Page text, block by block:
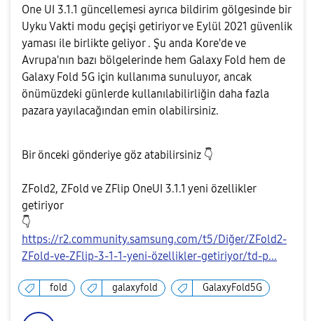
One UI 3.1.1 güncellemesi ayrıca bildirim gölgesinde bir
Uyku Vakti modu geçişi getiriyor ve Eylül 2021 güvenlik
yaması ile birlikte geliyor . Şu anda Kore'de ve
Avrupa'nın bazı bölgelerinde hem Galaxy Fold hem de
Galaxy Fold 5G için kullanıma sunuluyor, ancak
önümüzdeki günlerde kullanılabilirliğin daha fazla
pazara yayılacağından emin olabilirsiniz.
Bir önceki gönderiye göz atabilirsiniz 👇
ZFold2, ZFold ve ZFlip OneUI 3.1.1 yeni özellikler
getiriyor
👇
https://r2.community.samsung.com/t5/Diğer/ZFold2-
ZFold-ve-ZFlip-3-1-1-yeni-özellikler-getiriyor/td-p...
fold galaxyfold GalaxyFold5G